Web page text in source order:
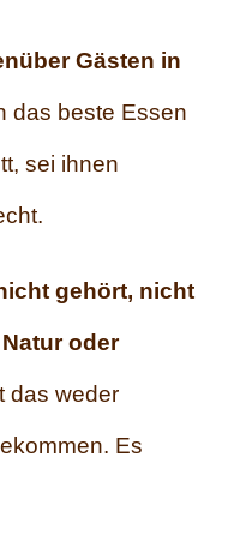
Gästen in
das beste Essen
sei ihnen
gehört, nicht
oder
das weder
Es